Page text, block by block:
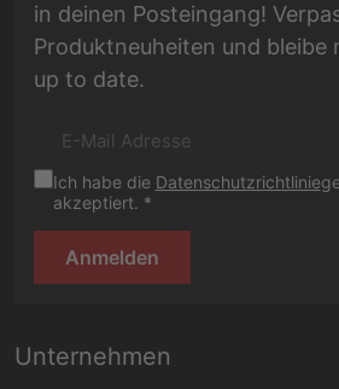
in deinen Posteingang!
Produktneuheiten und bleibe
up to date.
Ich habe die Datenschutzrichtlinie
akzeptiert. *
Anmelden
Unternehmen